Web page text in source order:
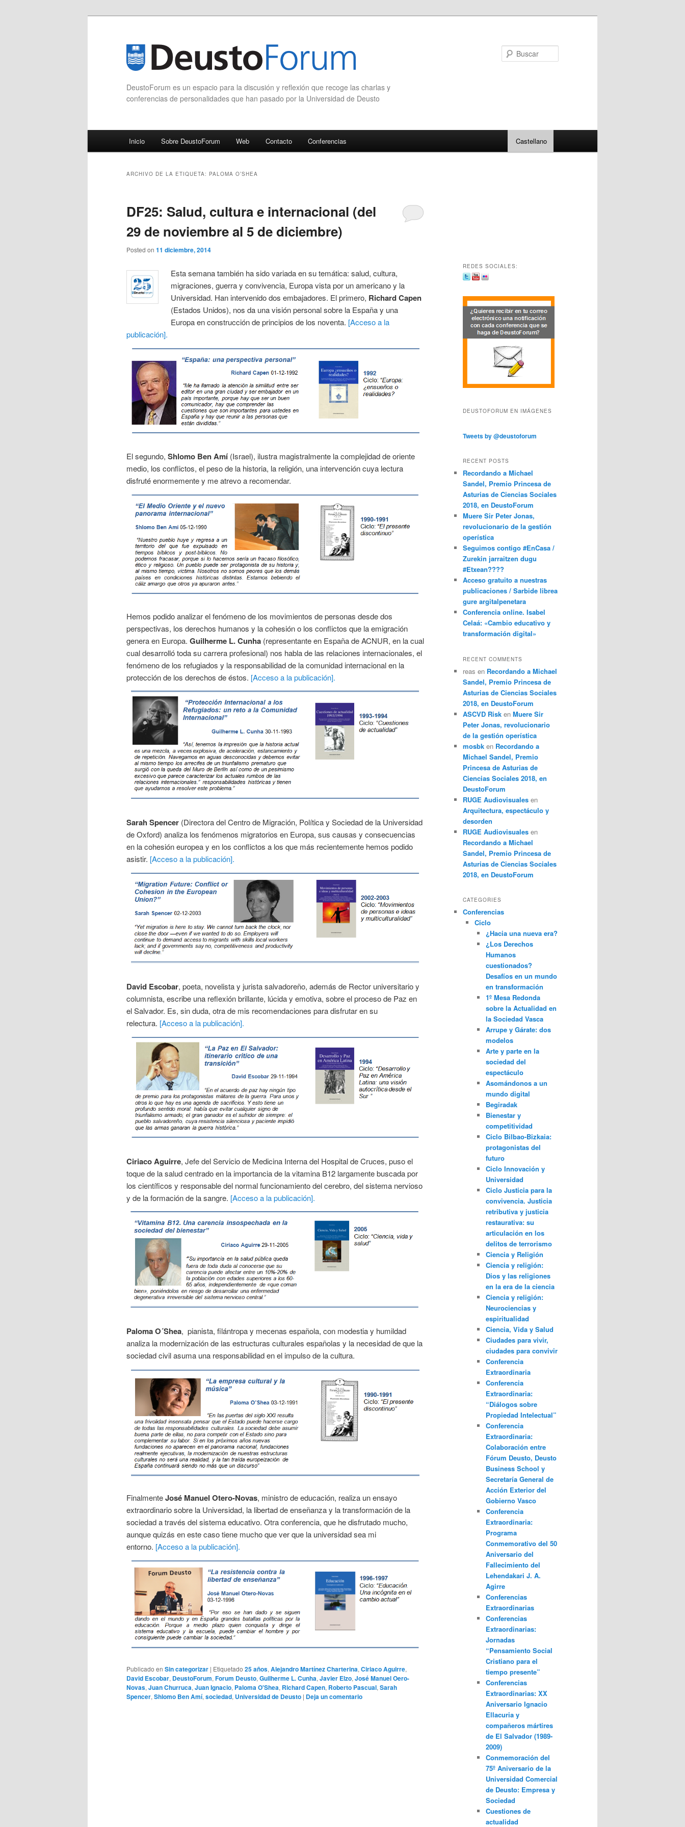
DeustoForum es un espacio para la discusión y reflexión que recoge las charlas y
conferencias de personalidades que han pasado por la Universidad de Deusto
Ir al contenido principal
Ir al contenido secundario
Inicio Sobre DeustoForum Web Contacto Conferencias Castellano
ARCHIVO DE LA ETIQUETA: PALOMA O’SHEA
DF25: Salud, cultura e internacional (del
29 de noviembre al 5 de diciembre)
Posted on 11 diciembre, 2014
Esta semana también ha sido variada en su temática: salud, cultura,
migraciones, guerra y convivencia, Europa vista por un americano y la
Universidad. Han intervenido dos embajadores. El primero, Richard Capen
(Estados Unidos), nos da una visión personal sobre la España y una
Europa en construcción de principios de los noventa. [Acceso a la
publicación].
El segundo, Shlomo Ben Amí (Israel), ilustra magistralmente la complejidad de oriente
medio, los conflictos, el peso de la historia, la religión, una intervención cuya lectura
disfruté enormemente y me atrevo a recomendar.
Hemos podido analizar el fenómeno de los movimientos de personas desde dos
perspectivas, los derechos humanos y la cohesión o los conflictos que la emigración
genera en Europa. Guilherme L. Cunha (representante en España de ACNUR, en la cual
cual desarrolló toda su carrera profesional) nos habla de las relaciones internacionales, el
fenómeno de los refugiados y la responsabilidad de la comunidad internacional en la
protección de los derechos de éstos. [Acceso a la publicación].
Sarah Spencer (Directora del Centro de Migración, Política y Sociedad de la Universidad
de Oxford) analiza los fenómenos migratorios en Europa, sus causas y consecuencias
en la cohesión europea y en los conflictos a los que más recientemente hemos podido
asistir. [Acceso a la publicación].
David Escobar, poeta, novelista y jurista salvadoreño, además de Rector universitario y
columnista, escribe una reflexión brillante, lúcida y emotiva, sobre el proceso de Paz en
el Salvador. Es, sin duda, otra de mis recomendaciones para disfrutar en su
relectura. [Acceso a la publicación].
Ciriaco Aguirre, Jefe del Servicio de Medicina Interna del Hospital de Cruces, puso el
toque de la salud centrado en la importancia de la vitamina B12 largamente buscada por
los científicos y responsable del normal funcionamiento del cerebro, del sistema nervioso
y de la formación de la sangre. [Acceso a la publicación].
Paloma O´Shea, pianista, filántropa y mecenas española, con modestia y humildad
analiza la modernización de las estructuras culturales españolas y la necesidad de que la
sociedad civil asuma una responsabilidad en el impulso de la cultura.
FinalmenteJosé Manuel Otero-Novas, ministro de educación, realiza un ensayo
extraordinario sobre la Universidad, la libertad de enseñanza y la transformación de la
sociedad a través del sistema educativo. Otra conferencia, que he disfrutado mucho,
aunque quizás en este caso tiene mucho que ver que la universidad sea mi
entorno. [Acceso a la publicación].
Publicado en Sin categorizar | Etiquetado 25 años, Alejandro Martínez Charterina, Ciriaco Aguirre,
David Escobar, DeustoForum, Forum Deusto, Guilherme L. Cunha, Javier Elzo, José Manuel Oero-
Novas, Juan Churruca, Juan Ignacio, Paloma O'Shea, Richard Capen, Roberto Pascual, Sarah
Spencer, Shlomo Ben Amí, sociedad, Universidad de Deusto | Deja un comentario
REDES SOCIALES:
DEUSTOFORUM EN IMÁGENES
Tweets by @deustoforum
RECENT POSTS
Recordando a Michael
Sandel, Premio Princesa de
Asturias de Ciencias Sociales
2018, en DeustoForum
Muere Sir Peter Jonas,
revolucionario de la gestión
operística
Seguimos contigo #EnCasa /
Zurekin jarraitzen dugu
#Etxean????
Acceso gratuito a nuestras
publicaciones / Sarbide librea
gure argitalpenetara
Conferencia online. Isabel
Celaá: «Cambio educativo y
transformación digital»
RECENT COMMENTS
reas en Recordando a Michael
Sandel, Premio Princesa de
Asturias de Ciencias Sociales
2018, en DeustoForum
ASCVD Risk en Muere Sir
Peter Jonas, revolucionario
de la gestión operística
mosbk en Recordando a
Michael Sandel, Premio
Princesa de Asturias de
Ciencias Sociales 2018, en
DeustoForum
RUGE Audiovisuales en
Arquitectura, espectáculo y
desorden
RUGE Audiovisuales en
Recordando a Michael
Sandel, Premio Princesa de
Asturias de Ciencias Sociales
2018, en DeustoForum
CATEGORIES
Conferencias
Ciclo
¿Hacia una nueva era?
¿Los Derechos
Humanos
cuestionados?
Desafíos en un mundo
en transformación
1º Mesa Redonda
sobre la Actualidad en
la Sociedad Vasca
Arrupe y Gárate: dos
modelos
Arte y parte en la
sociedad del
espectáculo
Asomándonos a un
mundo digital
Begiradak
Bienestar y
competitividad
Ciclo Bilbao-Bizkaia:
protagonistas del
futuro
Ciclo Innovación y
Universidad
Ciclo Justicia para la
convivencia. Justicia
retributiva y justicia
restaurativa: su
articulación en los
delitos de terrorismo
Ciencia y Religión
Ciencia y religión:
Dios y las religiones
en la era de la ciencia
Ciencia y religión:
Neurociencias y
espiritualidad
Ciencia, Vida y Salud
Ciudades para vivir,
ciudades para convivir
Conferencia
Extraordinaria
Conferencia
Extraordinaria:
“Diálogos sobre
Propiedad Intelectual”
Conferencia
Extraordinaria:
Colaboración entre
Fórum Deusto, Deusto
Business School y
Secretaría General de
Acción Exterior del
Gobierno Vasco
Conferencia
Extraordinaria:
Programa
Conmemorativo del 50
Aniversario del
Fallecimiento del
Lehendakari J. A.
Agirre
Conferencias
Extraordinarias
Conferencias
Extraordinarias:
Jornadas
“Pensamiento Social
Cristiano para el
tiempo presente”
Conferencias
Extraordinarias: XX
Aniversario Ignacio
Ellacuria y
compañeros mártires
de El Salvador (1989-
2009)
Conmemoración del
75º Aniversario de la
Universidad Comercial
de Deusto: Empresa y
Sociedad
Cuestiones de
actualidad